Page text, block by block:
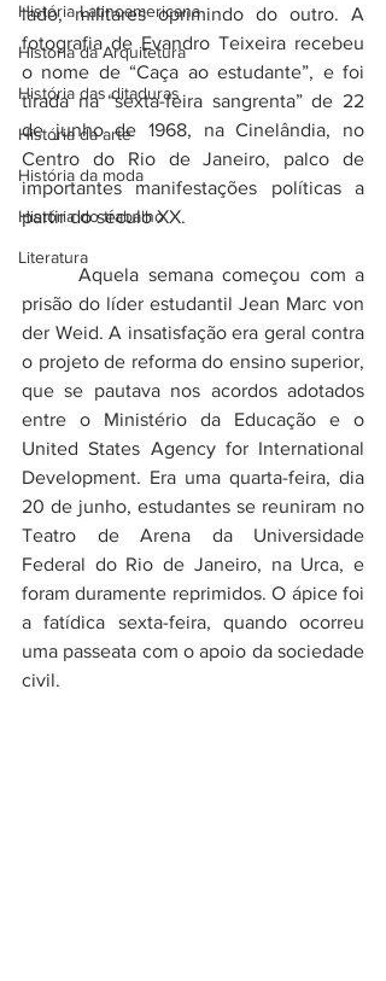
História Latinoamericana
História da Arquitetura
História das ditaduras
História da arte
História da moda
História do trabalho
Literatura
lado, militares oprimindo do outro. A
fotografia de Evandro Teixeira recebeu
o nome de “Caça ao estudante”, e foi
tirada na “sexta-feira sangrenta” de 22
de junho de 1968, na Cinelândia, no
Centro do Rio de Janeiro, palco de
importantes manifestações políticas a
partir do século XX.
prisão do líder estudantil Jean Marc von
der Weid. A insatisfação era geral contra
o projeto de reforma do ensino superior,
que se pautava nos acordos adotados
entre o Ministério da Educação e o
United States Agency for International
Development. Era uma quarta-feira, dia
20 de junho, estudantes se reuniram no
Teatro de Arena da Universidade
Federal do Rio de Janeiro, na Urca, e
foram duramente reprimidos. O ápice foi
a fatídica sexta-feira, quando ocorreu
uma passeata com o apoio da sociedade
civil.